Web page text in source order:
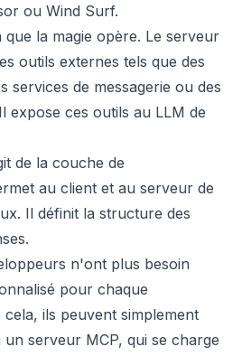
ou Wind Surf.
que la magie opère. Le serveur
outils externes tels que des
services de messagerie ou des
expose ces outils au LLM de
de la couche de
au client et au serveur de
Il définit la structure des
n'ont plus besoin
pour chaque
ils peuvent simplement
serveur MCP, qui se charge